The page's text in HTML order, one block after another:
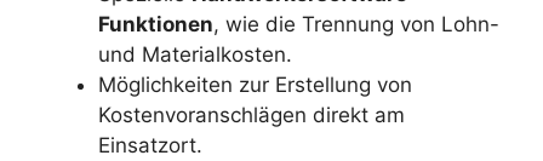
Funktionen, wie die Trennung von Lohn-
und Materialkosten.
Möglichkeiten zur Erstellung von
Kostenvoranschlägen direkt am
Einsatzort.